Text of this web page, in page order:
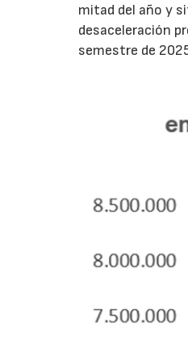
mitad del año y
desaceleración
semestre de